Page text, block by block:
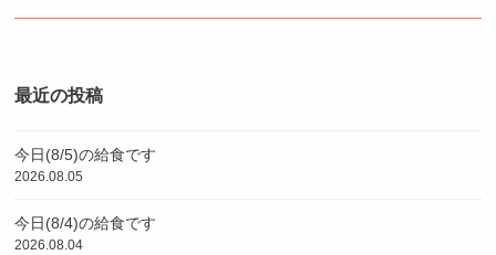
最近の投稿
今日(8/5)の給食です
2026.08.05
今日(8/4)の給食です
2026.08.04